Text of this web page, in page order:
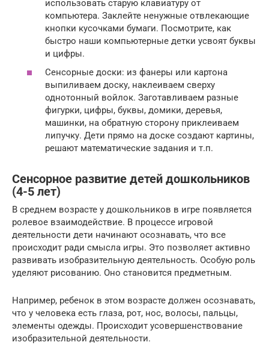
использовать старую клавиатуру от
компьютера. Заклейте ненужные отвлекающие
кнопки кусочками бумаги. Посмотрите, как
быстро наши компьютерные детки усвоят буквы
и цифры.
Сенсорные доски: из фанеры или картона
выпиливаем доску, наклеиваем сверху
однотонный войлок. Заготавливаем разные
фигурки, цифры, буквы, домики, деревья,
машинки, на обратную сторону приклеиваем
липучку. Дети прямо на доске создают картины,
решают математические задания и т.п.
Сенсорное развитие детей дошкольников
(4-5 лет)
В среднем возрасте у дошкольников в игре появляется
ролевое взаимодействие. В процессе игровой
деятельности дети начинают осознавать, что все
происходит ради смысла игры. Это позволяет активно
развивать изобразительную деятельность. Особую роль
уделяют рисованию. Оно становится предметным.
Например, ребенок в этом возрасте должен осознавать,
что у человека есть глаза, рот, нос, волосы, пальцы,
элементы одежды. Происходит усовершенствование
изобразительной деятельности.